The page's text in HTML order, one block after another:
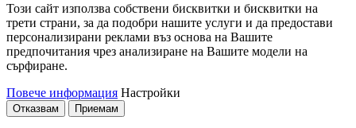
Този сайт използва собствени бисквитки и бисквитки на
трети страни, за да подобри нашите услуги и да предостави
персонализирани реклами въз основа на Вашите
предпочитания чрез анализиране на Вашите модели на
сърфиране.
Повече информация Настройки
Отказвам Приемам